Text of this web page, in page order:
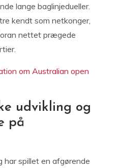
lange baglinjedueller.
kendt som netkonger,
nettet prægede
om Australian open
udvikling og
på
har spillet en afgørende